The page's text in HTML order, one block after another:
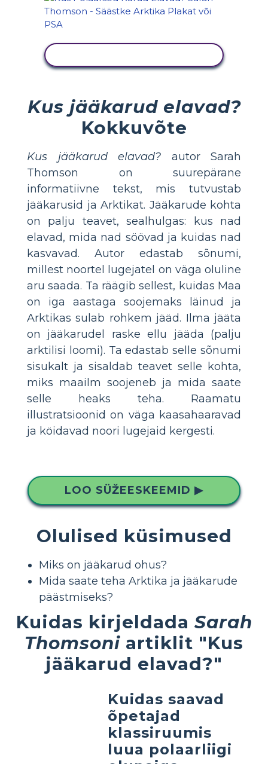
Kus jääkarud elavad?
Kokkuvõte
Kus jääkarud elavad? autor Sarah
Thomson on suurepärane
informatiivne tekst, mis tutvustab
jääkarusid ja Arktikat. Jääkarude kohta
on palju teavet, sealhulgas: kus nad
elavad, mida nad söövad ja kuidas nad
kasvavad. Autor edastab sõnumi,
millest noortel lugejatel on väga oluline
aru saada. Ta räägib sellest, kuidas Maa
on iga aastaga soojemaks läinud ja
Arktikas sulab rohkem jääd. Ilma jääta
on jääkarudel raske ellu jääda (palju
arktilisi loomi). Ta edastab selle sõnumi
sisukalt ja sisaldab teavet selle kohta,
miks maailm soojeneb ja mida saate
selle heaks teha. Raamatu
illustratsioonid on väga kaasahaaravad
ja köidavad noori lugejaid kergesti.
LOO SÜŽEESKEEMID ▶
Olulised küsimused
Miks on jääkarud ohus?
Mida saate teha Arktika ja jääkarude
päästmiseks?
Kuidas kirjeldada Sarah
Thomsoni artiklit "Kus
jääkarud elavad?"
Kuidas saavad
õpetajad
klassiruumis
luua polaarliigi